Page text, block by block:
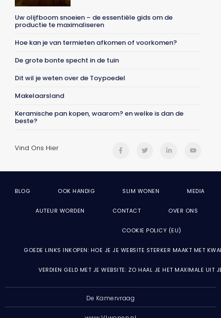
Uw olijfboom snoeien – de essentiële gids om de
productie te maximaliseren
Hoe kan je van termieten afkomen of voorkomen?
De grote bonte specht in de tuin
Dit wil je weten over de Toypoedel
Makelaarsland
Keramische pan kopen, waarom? en welke is dan de
beste?
Vind Ons Hier
BLOG OOK HANDIG SLIM WONEN MEDIA
AUTEUR WORDEN CONTACT OVER ONS
COOKIE POLICY (EU)
GOEDE LINKS INKOPEN: HOE JE JE WEBSITE STERKER MAAKT MET
VERDIEN GELD MET JE WEBSITE: ZO HAAL JE HET MAXIMALE UIT
De Kamervraag